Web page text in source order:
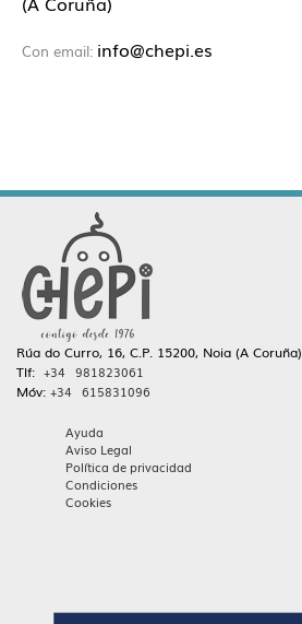
Con email: info@chepi.es
Rúa do Curro, 16, C.P. 15200, Noia (A Coruña)
Tlf: +34 981823061
Móv: +34 615831096
Ayuda
Aviso Legal
Política de privacidad
Condiciones
Cookies